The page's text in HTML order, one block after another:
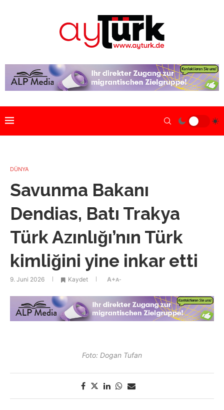
DÜNYA
Savunma Bakanı
Dendias, Batı Trakya
Türk Azınlığı’nın Türk
kimliğini yine inkar etti
9. Juni 2026 Kaydet A+A-
Foto: Dogan Tufan